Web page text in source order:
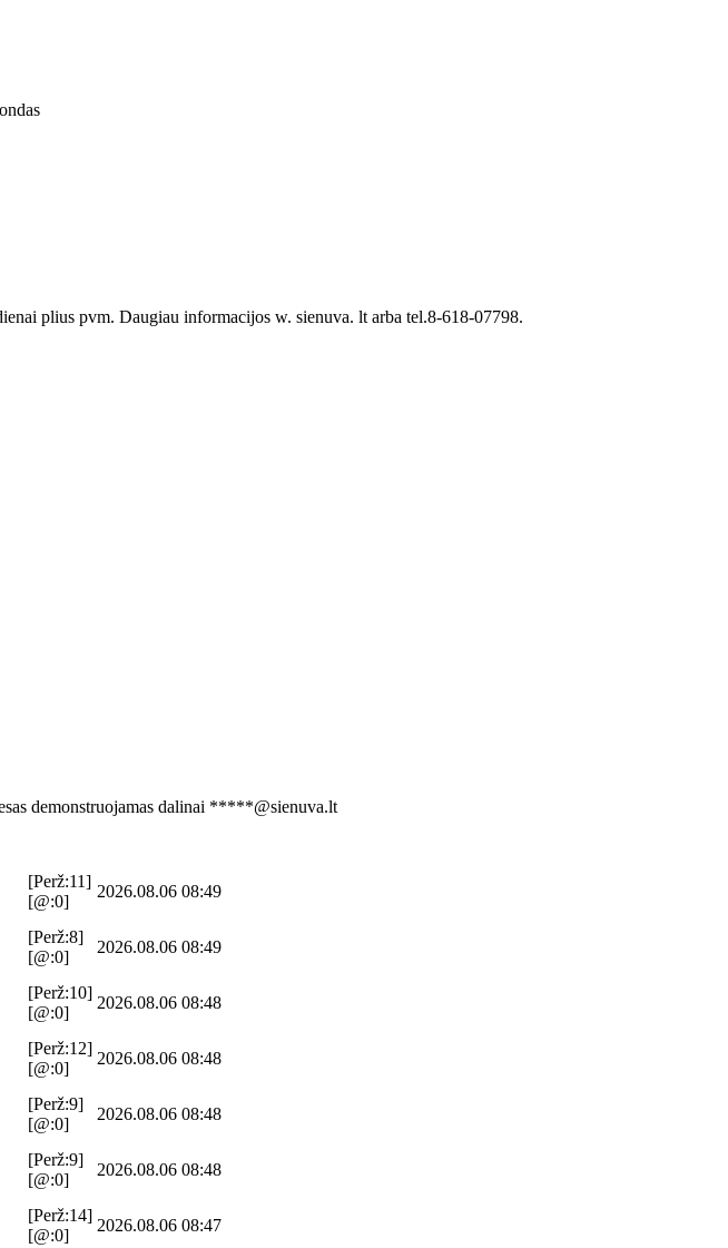
plius pvm. Daugiau informacijos w. sienuva. lt arba tel.8-618-07798.
*****@sienuva.lt
[Perž:11]
[@:0]
2026.08.06 08:49
[Perž:8]
[@:0]
2026.08.06 08:49
[Perž:10]
[@:0]
2026.08.06 08:48
[Perž:12]
[@:0]
2026.08.06 08:48
[Perž:9]
[@:0]
2026.08.06 08:48
[Perž:9]
[@:0]
2026.08.06 08:48
[Perž:14]
[@:0]
2026.08.06 08:47